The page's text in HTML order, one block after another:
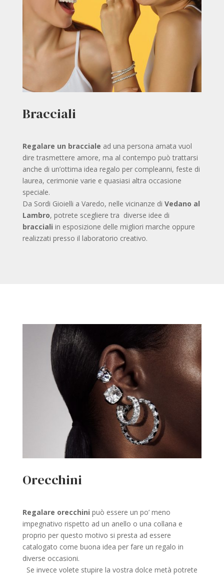
Bracciali
Regalare un bracciale ad una persona amata vuol
dire trasmettere amore, ma al contempo può trattarsi
anche di un’ottima idea regalo per compleanni, feste di
laurea, cerimonie varie e quasiasi altra occasione
speciale.
Da Sordi Gioielli a Varedo, nelle vicinanze di Vedano al
Lambro, potrete scegliere tra diverse idee di
bracciali in esposizione delle migliori marche oppure
realizzati presso il laboratorio creativo.
Orecchini
Regalare orecchini può essere un po’ meno
impegnativo rispetto ad un anello o una collana e
proprio per questo motivo si presta ad essere
catalogato come buona idea per fare un regalo in
diverse occasioni.
Se invece volete stupire la vostra dolce metà potrete